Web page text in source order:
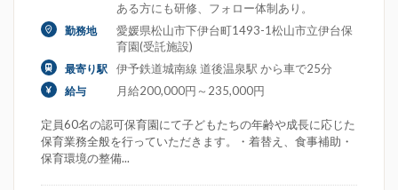
ある方にも研修、フォロー体制あり。
勤務地
愛媛県松山市下伊台町1493-1松山市立伊台保
育園(受託施設)
最寄り駅 伊予鉄道城南線 道後温泉駅 から車で25分
給与 月給200,000円～235,000円
定員60名の認可保育園にて子どもたちの年齢や成長に応じた
保育業務全般を行っていただきます。・着替え、食事補助・
保育環境の整備...